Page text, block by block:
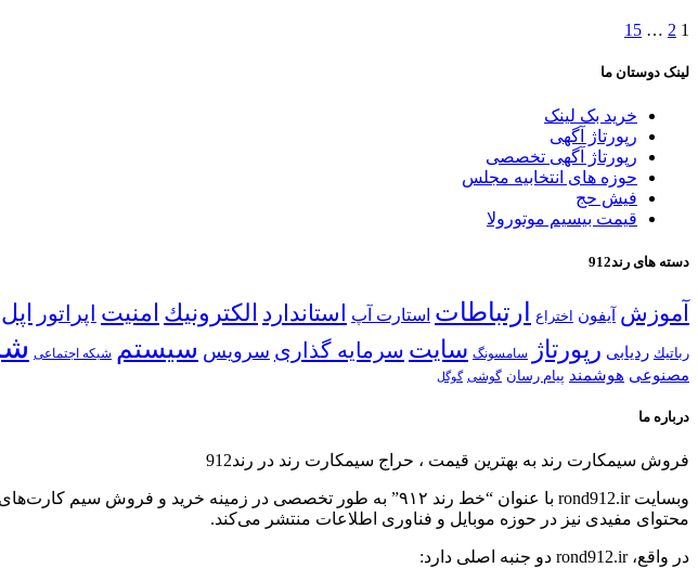
1
2
…
15
لینک دوستان ما
خرید بک لینک
رپورتاژ آگهی
رپورتاژ آگهی تخصصی
حوزه های انتخابیه مجلس
فیش حج
قیمت بیسیم موتورولا
دسته های رند912
آموزش آیفون اختراع ارتباطات استارت آپ استاندارد الكترونیك امنیت اپراتور اپل
رباتیك ردیابی رپورتاژ سامسونگ سایت سرمایه گذاری سرویس سیستم شبكه اجتماعی
مصنوعی هوشمند پیام رسان گوشی گوگل
درباره ما
فروش سیمكارت رند به بهترین قیمت ، حراج سیمكارت رند در رند912
محتوای مفیدی نیز در حوزه موبایل و فناوری اطلاعات منتشر می‌کند.
در واقع، rond912.ir دو جنبه اصلی دارد: